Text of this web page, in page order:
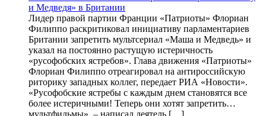
и Медведя» в Британии
Лидер правой партии Франции «Патриоты» Флориан
Филиппо раскритиковал инициативу парламентариев
Британии запретить мультсериал «Маша и Медведь» и
указал на постоянно растущую истеричность
«русофобских ястребов». Глава движения «Патриоты»
Флориан Филиппо отреагировал на антироссийскую
риторику западных коллег, передает РИА «Новости».
«Русофобские ястребы с каждым днем становятся все
более истеричными! Теперь они хотят запретить…
мультфильмы», – написал деятель […]